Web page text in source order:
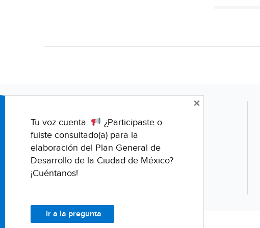
Tu voz cuenta.
¿Participaste o
fuiste consultado(a) para la
elaboración del Plan General de
Desarrollo de la Ciudad de México?
¡Cuéntanos!
Ir a la pregunta
×